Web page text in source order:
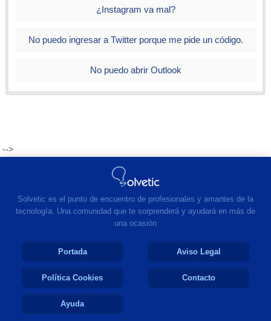
¿Instagram va mal?
No puedo ingresar a Twitter porque me pide un código.
No puedo abrir Outlook
-->
Solvetic es el punto de encuentro de profesionales y amantes de la
tecnología. Una comunidad que te sorprenderá y ayudará en más de
una ocasión
Portada Aviso Legal
Política Cookies Contacto
Ayuda